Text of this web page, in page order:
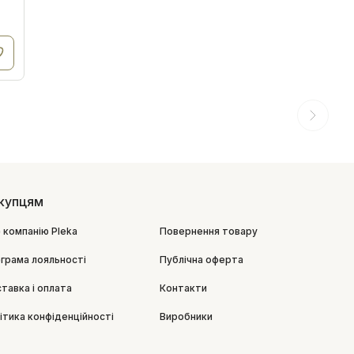
Pleka Повернення товару
лояльності Публічна оферта
і оплата Контакти
конфіденційності Виробники